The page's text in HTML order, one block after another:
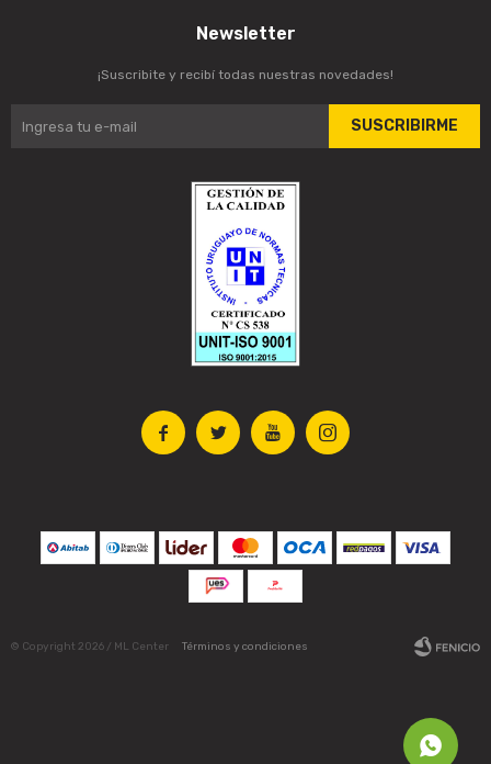
   
Newsletter
¡Suscribite y recibí todas nuestras novedades!
SUSCRIBIRME
© Copyright 2026 / ML Center Términos y condiciones